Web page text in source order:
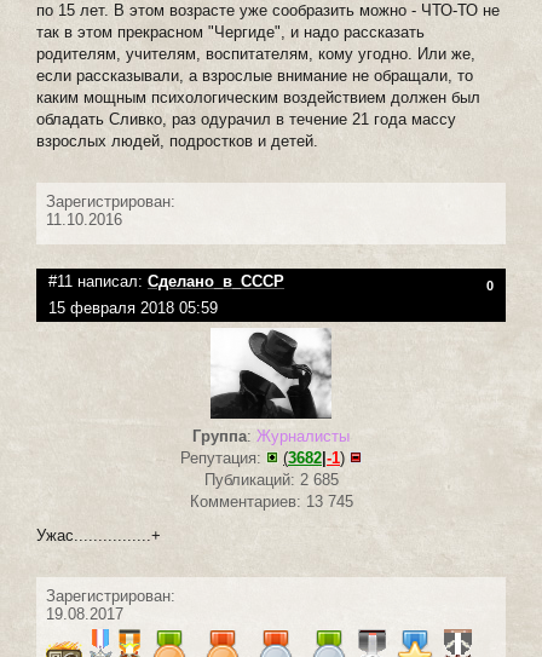
по 15 лет. В этом возрасте уже сообразить можно - ЧТО-ТО не
так в этом прекрасном "Чергиде", и надо рассказать
родителям, учителям, воспитателям, кому угодно. Или же,
если рассказывали, а взрослые внимание не обращали, то
каким мощным психологическим воздействием должен был
обладать Сливко, раз одурачил в течение 21 года массу
взрослых людей, подростков и детей.
Зарегистрирован:
11.10.2016
#11 написал: Сделано_в_СССР 0
15 февраля 2018 05:59
Группа: Журналисты
Репутация:
(3682|-1)
Публикаций: 2 685
Комментариев: 13 745
Ужас................+
Зарегистрирован:
19.08.2017